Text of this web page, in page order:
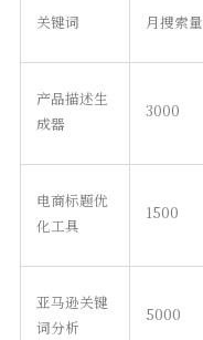
关键词 月搜索量
产品描述生
成器
3000
电商标题优
化工具
1500
亚马逊关键
词分析
5000